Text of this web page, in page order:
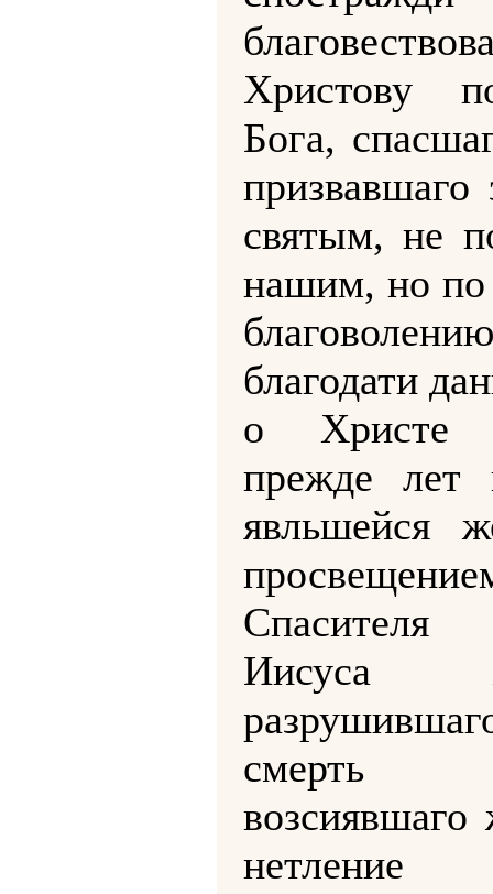
Христову
Бога,
призвавшаго
святым, не
нашим, но
благодати
о Христе
прежде лет
явльшейся
Спасителя
Иисуса
возсиявшаго
нетление